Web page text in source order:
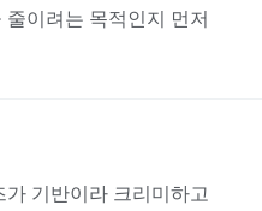
이려는 목적인지 먼저
기반이라 크리미하고